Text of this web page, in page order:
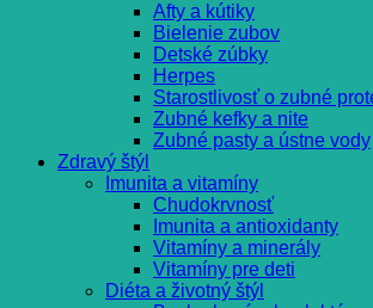
Afty a kútiky
Bielenie zubov
Detské zúbky
Herpes
Starostlivosť o zubné
Zubné kefky a nite
Zubné pasty a ústne vody
Zdravý štýl
Imunita a vitamíny
Chudokrvnosť
Imunita a antioxidanty
Vitamíny a minerály
Vitamíny pre deti
Diéta a životný štýl